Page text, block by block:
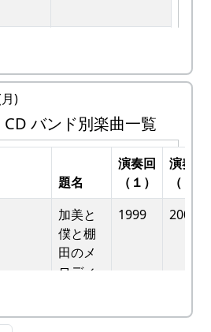
が若い頃連続出場を果たして
”を始め審査員の方が見守る
表彰されました。
うた ～ふるさと加美の里
“２位”に入ることができま
地元産の卵、半年分」でし
積みの卵の箱を受け取り、バ
て持って帰ろうとしてたら、
茶うらやましがられたのを覚
家では、おいしい“たまご
”を味わうことができ、「音
あ」と思った瞬間でした
・フ
さと
H CORPORATION
メシアとポン四郎
バンド
メシアとポン四郎
バンド
)
バンド別楽曲一覧
題名
演奏回
（１）
演奏回
（２）
加美と
僕と棚
⽥のメ
ロディ
1999 2002
⽥の中